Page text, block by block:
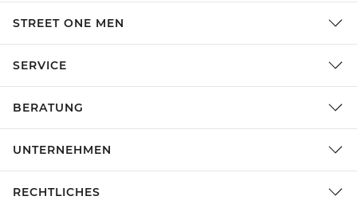
STREET ONE MEN
SERVICE
BERATUNG
UNTERNEHMEN
RECHTLICHES